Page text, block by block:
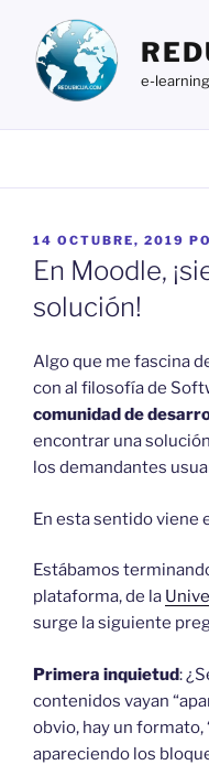
contenido
e-
PUBLICADO
EL
14 OCTUBRE, 2019
En Moodle,
solución!
Algo que me fascina
con al filosofía de
comunidad de
encontrar una
los demandantes
En esta sentido viene
Estábamos
plataforma, de la
surge la siguiente
Primera inquietud:
contenidos vayan
obvio, hay un formato,
apareciendo los